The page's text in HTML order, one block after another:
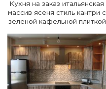
Кухня на заказ итальянская
массив ясеня стиль кантри с
зеленой кафельной плиткой